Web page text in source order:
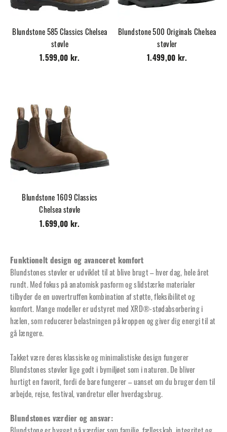
Blundstone 585 Classics Chelsea
støvle
1.599,00 kr.
Blundstone 500 Originals Chelsea
støvler
1.499,00 kr.
Blundstone 1609 Classics
Chelsea støvle
1.699,00 kr.
Funktionelt design og avanceret komfort
Blundstones støvler er udviklet til at blive brugt – hver dag, hele året
rundt. Med fokus på anatomisk pasform og slidstærke materialer
tilbyder de en uovertruffen kombination af støtte, fleksibilitet og
komfort. Mange modeller er udstyret med XRD®-stødabsorbering i
hælen, som reducerer belastningen på kroppen og giver dig energi til at
gå længere.
Takket være deres klassiske og minimalistiske design fungerer
Blundstones støvler lige godt i bymiljøet som i naturen. De bliver
hurtigt en favorit, fordi de bare fungerer – uanset om du bruger dem til
arbejde, rejse, festival, vandretur eller hverdagsbrug.
Blundstones værdier og ansvar: